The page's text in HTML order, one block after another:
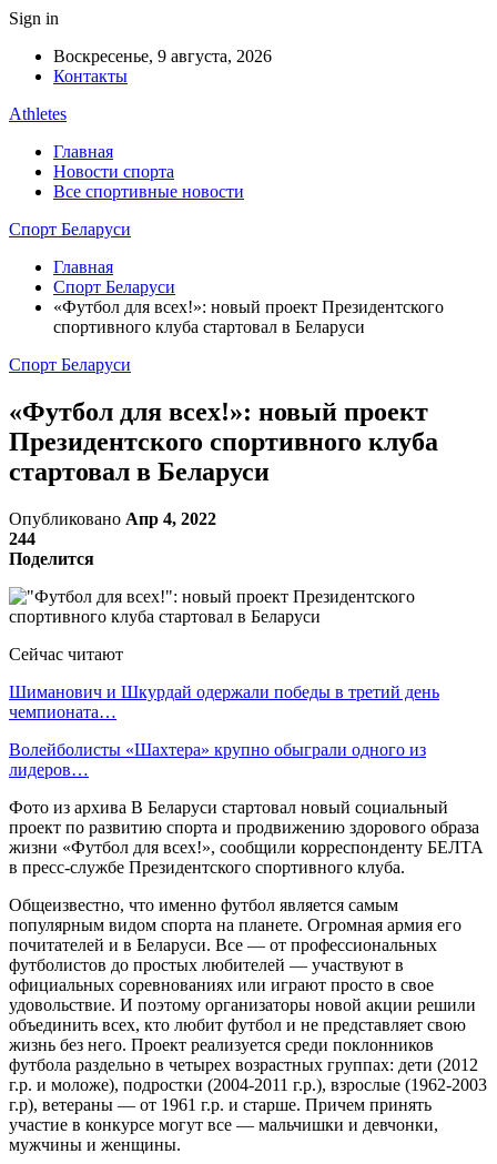
Sign in
Воскресенье, 9 августа, 2026
Контакты
Athletes
Главная
Новости спорта
Все спортивные новости
Спорт Беларуси
Главная
Спорт Беларуси
«Футбол для всех!»: новый проект Президентского
спортивного клуба стартовал в Беларуси
Спорт Беларуси
«Футбол для всех!»: новый проект
Президентского спортивного клуба
стартовал в Беларуси
Опубликовано Апр 4, 2022
244
Поделится
Сейчас читают
Шиманович и Шкурдай одержали победы в третий день
чемпионата…
Волейболисты «Шахтера» крупно обыграли одного из
лидеров…
Фото из архива В Беларуси стартовал новый социальный
проект по развитию спорта и продвижению здорового образа
жизни «Футбол для всех!», сообщили корреспонденту БЕЛТА
в пресс-службе Президентского спортивного клуба.
Общеизвестно, что именно футбол является самым
популярным видом спорта на планете. Огромная армия его
почитателей и в Беларуси. Все — от профессиональных
футболистов до простых любителей — участвуют в
официальных соревнованиях или играют просто в свое
удовольствие. И поэтому организаторы новой акции решили
объединить всех, кто любит футбол и не представляет свою
жизнь без него. Проект реализуется среди поклонников
футбола раздельно в четырех возрастных группах: дети (2012
г.р. и моложе), подростки (2004-2011 г.р.), взрослые (1962-2003
г.р), ветераны — от 1961 г.р. и старше. Причем принять
участие в конкурсе могут все — мальчишки и девчонки,
мужчины и женщины.